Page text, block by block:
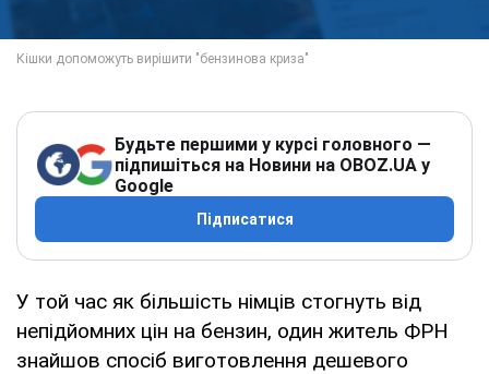
Будьте першими у курсі головного —
підпишіться на Новини на OBOZ.UA у
Google
Підписатися
У той час як більшість німців стогнуть від
непідйомних цін на бензин, один житель ФРН
знайшов спосіб виготовлення дешевого